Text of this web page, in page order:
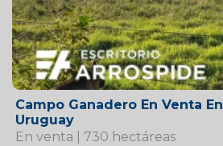
Campo Ganadero En Venta En
Uruguay
En venta | 730 hectáreas